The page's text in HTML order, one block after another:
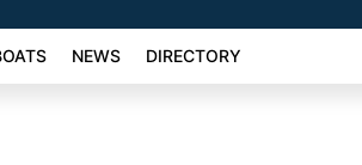
NEWS DIRECTORY